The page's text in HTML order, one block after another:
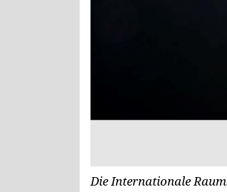
Die Internationale